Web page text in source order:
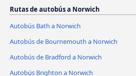
Rutas de autobús a Norwich
Autobús Bath a Norwich
Autobús de Bournemouth a Norwich
Autobús de Bradford a Norwich
Autobús Brighton a Norwich